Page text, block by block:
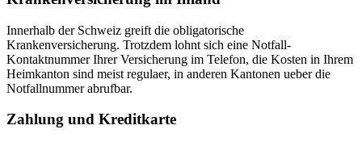
Innerhalb der Schweiz greift die obligatorische
Krankenversicherung. Trotzdem lohnt sich eine Notfall-
Kontaktnummer Ihrer Versicherung im Telefon, die Kosten in Ihrem
Heimkanton sind meist regulaer, in anderen Kantonen ueber die
Notfallnummer abrufbar.
Zahlung und Kreditkarte